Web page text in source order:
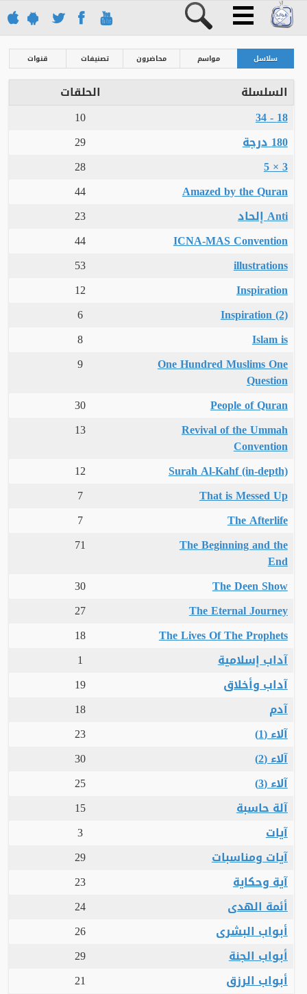
قنوات تصنيفات محاضرون مواسم سلاسل
السلسلة
الحلقات
18 - 34
10
180 درجة
29
3 × 5
28
Amazed by the Quran
44
Anti إلحاد
23
ICNA-MAS Convention
44
illustrations
53
Inspiration
12
Inspiration (2)
6
Islam is
8
One Hundred Muslims One
Question
9
People of Quran
30
Revival of the Ummah
Convention
13
Surah Al-Kahf (in-depth)
12
That is Messed Up
7
The Afterlife
7
The Beginning and the
End
71
The Deen Show
30
The Eternal Journey
27
The Lives Of The Prophets
18
آداب إسلامية
1
آداب وأخلاق
19
آدم
18
آلاء (1)
23
آلاء (2)
30
آلاء (3)
25
آلة حاسبة
15
آيات
3
آيات ومناسبات
29
آية وحكاية
23
أئمة الهدى
24
أبواب البشرى
26
أبواب الجنة
29
أبواب الرزق
21